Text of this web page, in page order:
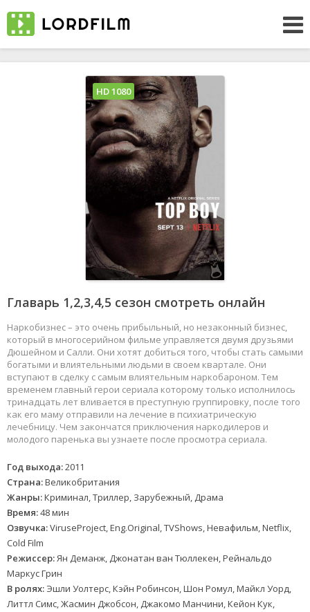
Главарь 1,2,3,4,5 сезон смотреть онлайн
Наркобизнес – это очень прибыльный, но незаконный бизнес,
который в многосерийном фильме управляется двумя друзьями
Дюшейном и Салли. Они хотят добиться того, чтобы стать самыми
богатыми и влиятельными людьми в своем квартале. Они
вступают в сделку с самым влиятельным наркобароном. Тем
временем главный герои сериала которому только исполнилось
тринадцать лет вливается в преступную группировку, после того
как его маму отправили на лечение в психиатрическую
лечебницу. Чем закончатся приключения наркодилеров и
молодого паренька вы узнаете после просмотра сериала.
Год выхода:2011
Страна:Великобритания
Жанры:Криминал, Триллер, Зарубежный, Драма
Время:48 мин
Озвучка:ViruseProject, Eng.Original, TVShows, Невафильм, Netflix,
Cold Film
Режиссер:Ян Деманж, Джонатан ван Тюллекен, Рейнальдо
Маркус Грин
В ролях: Эшли Уолтерс, Кэйн Робинсон, Шон Ромул, Майкл Уорд,
Литтл Симс, Жасмин Джобсон, Джакомо Манчини, Кейон Кук,
HD 1080